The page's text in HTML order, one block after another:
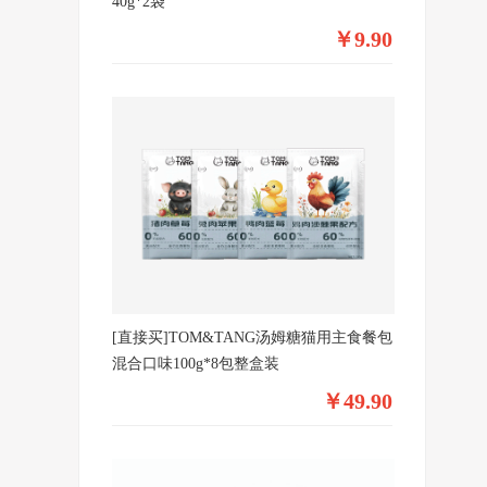
￥9.90
[直接买]TOM&TANG汤姆糖猫用主食餐包
混合口味100g*8包整盒装
￥49.90